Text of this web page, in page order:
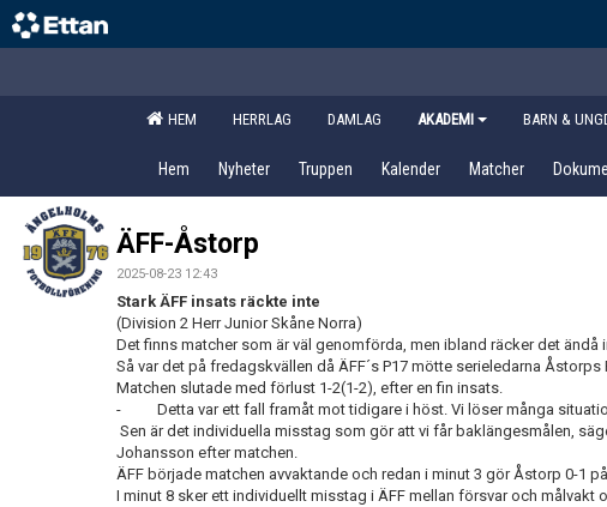
HEM HERRLAG DAMLAG AKADEMI BARN &
Hem Nyheter Truppen Kalender Matcher
ÄFF-Åstorp
2025-08-23 12:43
Stark ÄFF insats räckte inte
(Division 2 Herr Junior Skåne Norra)
Det finns matcher som är väl genomförda, men ibland räcker det ändå
Så var det på fredagskvällen då ÄFF´s P17 mötte serieledarna Åstorps
Matchen slutade med förlust 1-2(1-2), efter en fin insats.
- Detta var ett fall framåt mot tidigare i höst. Vi löser många
Sen är det individuella misstag som gör att vi får baklängesmålen,
Johansson efter matchen.
ÄFF började matchen avvaktande och redan i minut 3 gör Åstorp 0-1
I minut 8 sker ett individuellt misstag i ÄFF mellan försvar och målvakt